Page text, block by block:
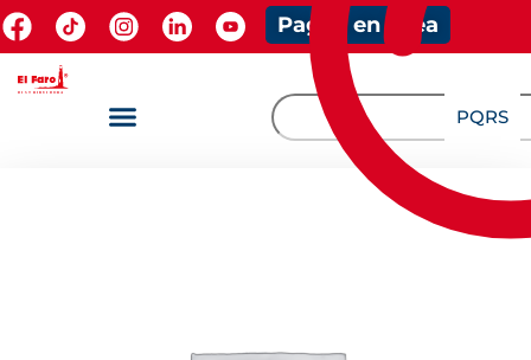
Pagos en línea
PQRS